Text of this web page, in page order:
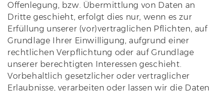
Offenlegung, bzw. Übermittlung von Daten an
Dritte geschieht, erfolgt dies nur, wenn es zur
Erfüllung unserer (vor)vertraglichen Pflichten, auf
Grundlage Ihrer Einwilligung, aufgrund einer
rechtlichen Verpflichtung oder auf Grundlage
unserer berechtigten Interessen geschieht.
Vorbehaltlich gesetzlicher oder vertraglicher
Erlaubnisse, verarbeiten oder lassen wir die Daten